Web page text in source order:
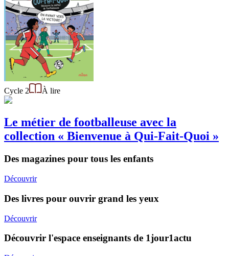
Cycle 2 À lire
Le métier de footballeuse avec la
collection « Bienvenue à Qui-Fait-Quoi »
Des magazines pour tous les enfants
Découvrir
Des livres pour ouvrir grand les yeux
Découvrir
Découvrir l'espace enseignants de 1jour1actu